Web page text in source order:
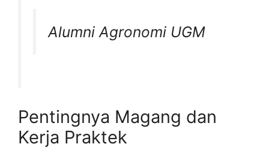
Alumni Agronomi UGM
Pentingnya Magang dan
Kerja Praktek